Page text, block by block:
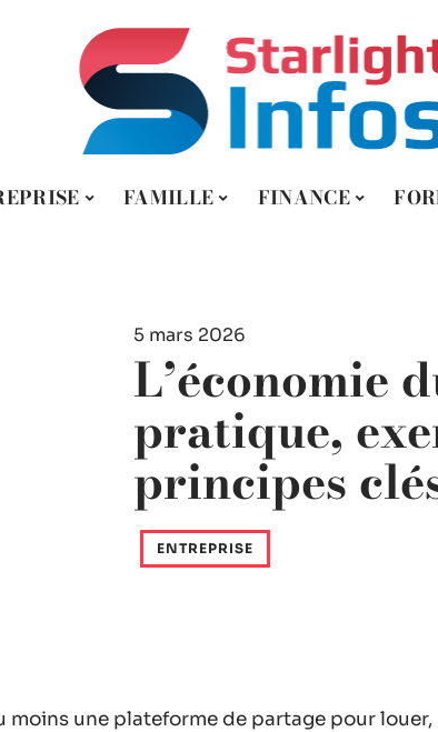
FAMILLE FINANCE
5 mars 2026
L’économie
pratique,
principes
ENTREPRISE
moins une plateforme de partage pour louer,